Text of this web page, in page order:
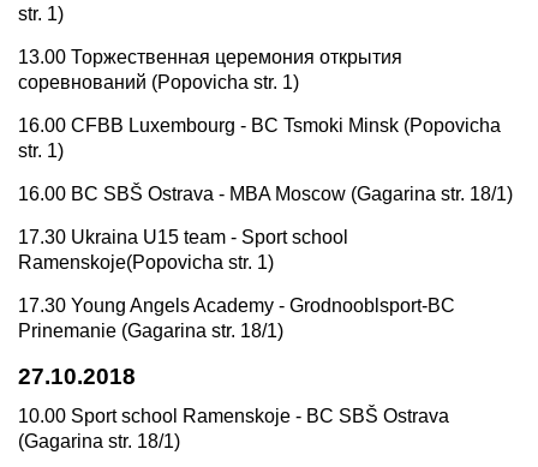
str. 1)
13.00 Торжественная церемония открытия
соревнований (Popovicha str. 1)
16.00 CFBB Luxembourg - BC Tsmoki Minsk (Popovicha
str. 1)
16.00 BC SBŠ Ostrava - MBA Moscow (Gagarina str. 18/1)
17.30 Ukraina U15 team - Sport school
Ramenskoje(Popovicha str. 1)
17.30 Young Angels Academy - Grodnooblsport-BC
Prinemanie (Gagarina str. 18/1)
27.10.2018
10.00 Sport school Ramenskoje - BC SBŠ Ostrava
(Gagarina str. 18/1)